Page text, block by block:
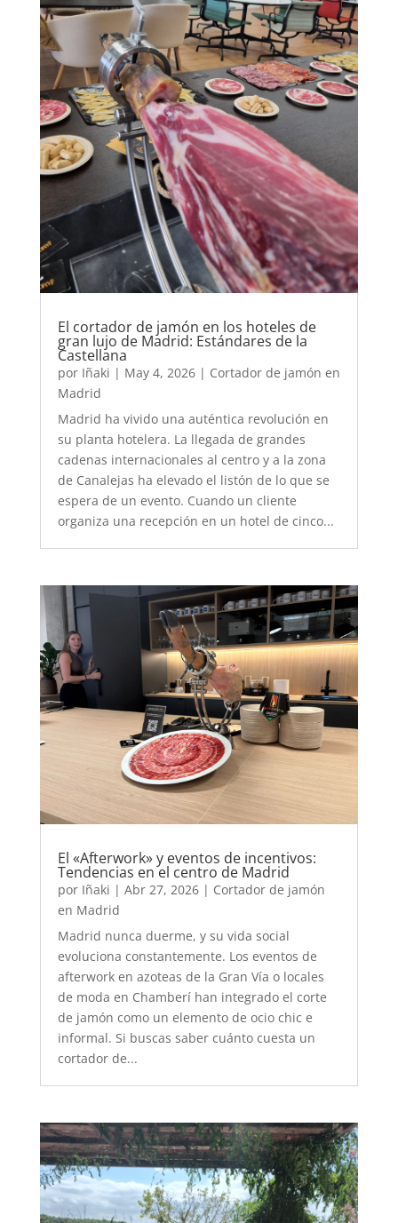
El cortador de jamón en los hoteles de
gran lujo de Madrid: Estándares de la
Castellana
por Iñaki | May 4, 2026| Cortador de jamón en
Madrid
Madrid ha vivido una auténtica revolución en
su planta hotelera. La llegada de grandes
cadenas internacionales al centro y a la zona
de Canalejas ha elevado el listón de lo que se
espera de un evento. Cuando un cliente
organiza una recepción en un hotel de cinco...
El «Afterwork» y eventos de incentivos:
Tendencias en el centro de Madrid
por Iñaki | Abr 27, 2026| Cortador de jamón
en Madrid
Madrid nunca duerme, y su vida social
evoluciona constantemente. Los eventos de
afterwork en azoteas de la Gran Vía o locales
de moda en Chamberí han integrado el corte
de jamón como un elemento de ocio chic e
informal. Si buscas saber cuánto cuesta un
cortador de...